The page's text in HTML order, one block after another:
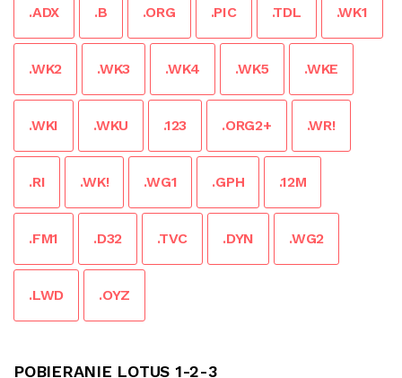
.ADX .B .ORG .PIC .TDL .WK1
.WK2 .WK3 .WK4 .WK5 .WKE
.WKI .WKU .123 .ORG2+ .WR!
.RI .WK! .WG1 .GPH .12M
.FM1 .D32 .TVC .DYN .WG2
.LWD .OYZ
POBIERANIE LOTUS 1-2-3